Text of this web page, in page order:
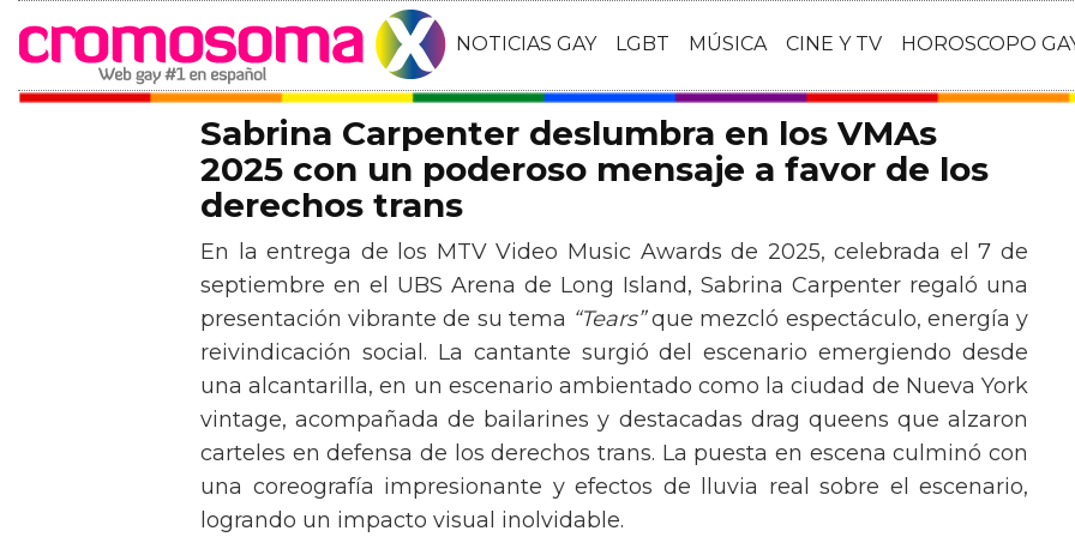
NOTICIAS GAY LGBT MÚSICA CINE Y TV HOROSCOPO
Sabrina Carpenter deslumbra en los VMAs
2025 con un poderoso mensaje a favor de los
derechos trans
En la entrega de los MTV Video Music Awards de 2025, celebrada el 7 de
septiembre en el UBS Arena de Long Island, Sabrina Carpenter regaló una
presentación vibrante de su tema “Tears”que mezcló espectáculo, energía y
reivindicación social. La cantante surgió del escenario emergiendo desde
una alcantarilla, en un escenario ambientado como la ciudad de Nueva York
vintage, acompañada de bailarines y destacadas drag queens que alzaron
carteles en defensa de los derechos trans. La puesta en escena culminó con
una coreografía impresionante y efectos de lluvia real sobre el escenario,
logrando un impacto visual inolvidable.